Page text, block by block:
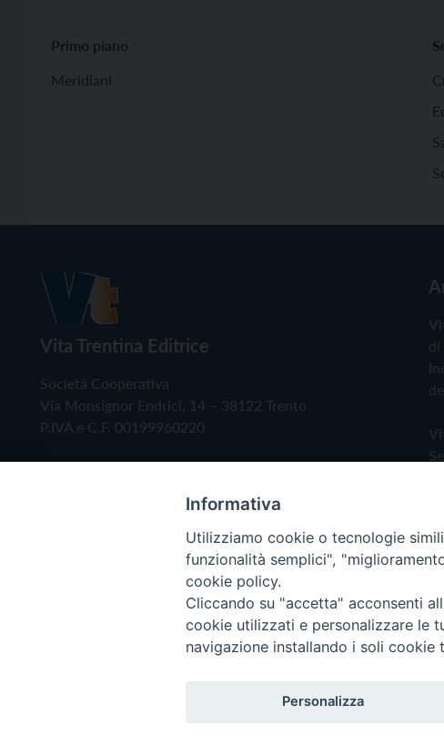
Primo piano
Meridiani
Vita Trentina Editrice
Società Cooperativa
Via Monsignor Endrici, 14 – 38122 Trento
P.IVA e C.F. 00199960220
di
Copyright © 2019 - Tutti i diritti riservati - Vita
Informativa
Utilizziamo cookie o tecnologie
funzionalità semplici",
cookie policy.
Cliccando su "accetta" acconsenti
cookie utilizzati e personalizzare le
navigazione installando i soli
Personalizza